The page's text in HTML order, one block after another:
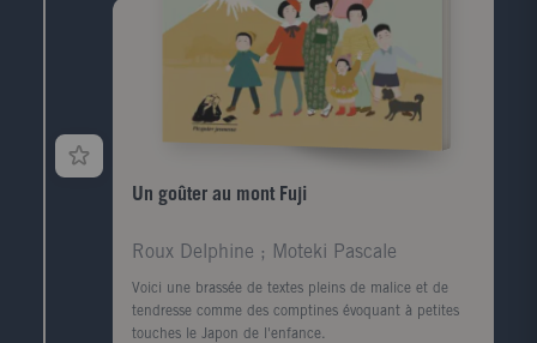
Un goûter au mont Fuji
Roux Delphine ; Moteki Pascale
Voici une brassée de textes pleins de malice et de
tendresse comme des comptines évoquant à petites
touches le Japon de l'enfance.